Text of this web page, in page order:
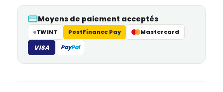
Moyens de paiement acceptés
TWINT PostFinance Pay Mastercard
VISA PayPal